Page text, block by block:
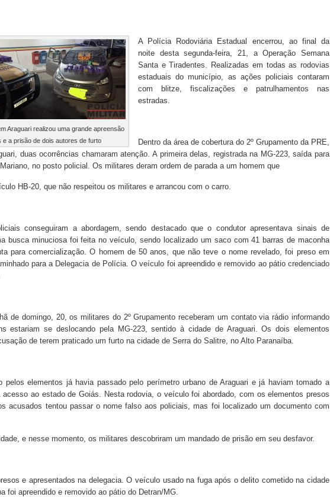
Araguari realizou uma grande apreensão
e a prisão de dois autores de furto
A Polícia Rodoviária Estadual encerrou, ao final da
noite desta segunda-feira, 21, a Operação Semana
Santa e Tiradentes. Realizadas em todas as rodovias
estaduais do município, as ações policiais contaram
com blitze, fiscalizações e patrulhamentos nas
estradas.
Dentro da área de cobertura do 2º Grupamento da PRE,
duas ocorrências chamaram atenção. A primeira delas, registrada na MG-223, saída para
no posto policial. Os militares deram ordem de parada a um homem que
HB-20, que não respeitou os militares e arrancou com o carro.
conseguiram a abordagem, sendo destacado que o condutor apresentava sinais de
busca minuciosa foi feita no veículo, sendo localizado um saco com 41 barras de maconha
para comercialização. O homem de 50 anos, que não teve o nome revelado, foi preso em
para a Delegacia de Polícia. O veículo foi apreendido e removido ao pátio credenciado
de domingo, 20, os militares do 2º Grupamento receberam um contato via rádio informando
estariam se deslocando pela MG-223, sentido à cidade de Araguari. Os dois elementos
de terem praticado um furto na cidade de Serra do Salitre, no Alto Paranaíba.
pelos elementos já havia passado pelo perímetro urbano de Araguari e já haviam tomado a
acesso ao estado de Goiás. Nesta rodovia, o veículo foi abordado, com os elementos presos
acusados tentou passar o nome falso aos policiais, mas foi localizado um documento com
e nesse momento, os militares descobriram um mandado de prisão em seu desfavor.
e apresentados na delegacia. O veículo usado na fuga após o delito cometido na cidade
foi apreendido e removido ao pátio do Detran/MG.